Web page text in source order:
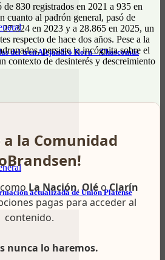
del tren Alejandro Korn – Chascomús
actualizada de Unión Platense
830 registrados en 2021 a 935 en
cuanto al padrón general, pasó de
27.324 en 2023 y a 28.865 en 2025, un
respecto de hace dos años. Pese a la
persiste la incógnita sobre el
contexto de desinterés y descreimiento
a la Comunidad
La Nación,Olé oClarín
pagas para acceder al
contenido.
nunca lo haremos.